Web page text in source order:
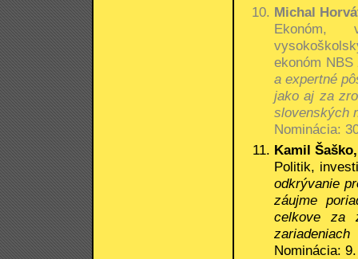
Michal
Ekonóm,
ekonóm NBS
a expertné
jako aj za
slovenských
Nominácia:
Kamil
Politik,
odkrývanie
záujme
celkove za
zariadeniach
Nominácia: